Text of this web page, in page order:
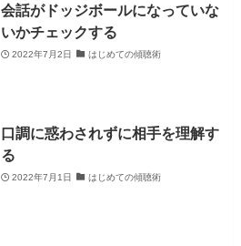
会話がドッジボールになっていな
いかチェックする
2022年7月2日 はじめての傾聴術
口調に惑わされずに相手を理解す
る
2022年7月1日 はじめての傾聴術